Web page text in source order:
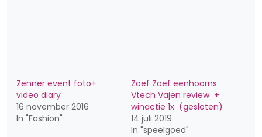
Zenner event foto+
video diary
16 november 2016
In "Fashion"
Zoef Zoef eenhoorns
Vtech Vajen review +
winactie 1x (gesloten)
14 juli 2019
In "speelgoed"